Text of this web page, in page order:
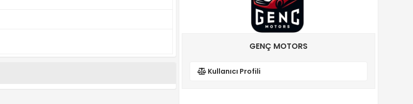
GENÇ MOTORS
Kullanıcı Profili